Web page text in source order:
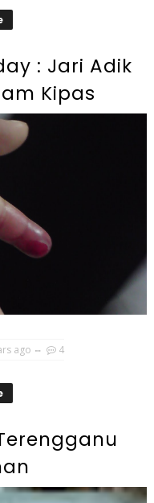
: Jari Adik
Kipas
ago 4